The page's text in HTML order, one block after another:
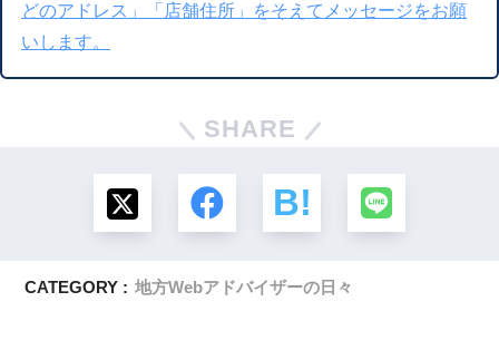
どのアドレス」「店舗住所」をそえてメッセージをお願
いします。
SHARE
CATEGORY : 地方Webアドバイザーの日々